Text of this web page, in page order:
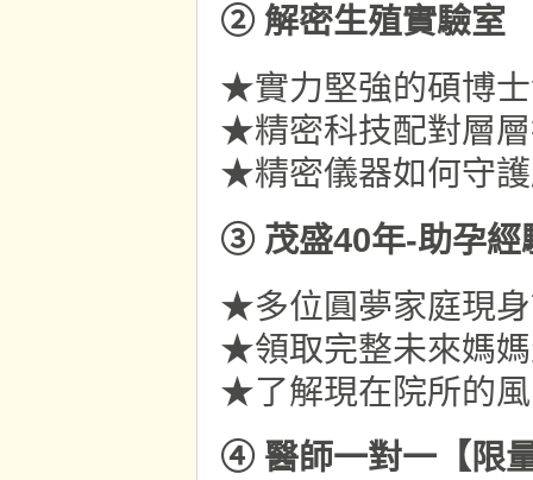
② 解密生殖實驗室
★實力堅強的碩博
★精密科技配對層
★精密儀器如何守
③ 茂盛40年-助孕經
★多位圓夢家庭現
★領取完整未來媽
★了解現在院所的
④ 醫師一對一【限